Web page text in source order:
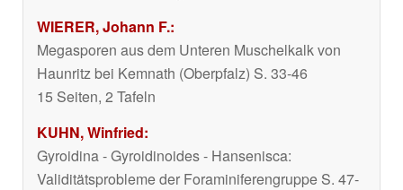
WIERER, Johann F.:
Megasporen aus dem Unteren Muschelkalk von
Haunritz bei Kemnath (Oberpfalz) S. 33-46
15 Seiten, 2 Tafeln
KUHN, Winfried:
Gyroidina - Gyroidinoides - Hansenisca:
Validitätsprobleme der Foraminiferengruppe S. 47-